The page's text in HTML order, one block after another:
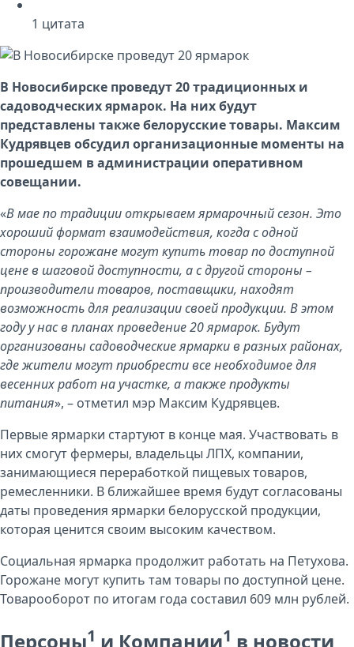
1 цитата
В Новосибирске проведут 20 традиционных и
садоводческих ярмарок. На них будут
представлены также белорусские товары. Максим
Кудрявцевобсудил организационные моменты на
прошедшем вадминистрации оперативном
совещании.
«В мае по традиции открываем ярмарочный сезон. Это
хороший формат взаимодействия, когда с одной
стороны горожане могут купить товар по доступной
цене в шаговой доступности, а с другой стороны –
производители товаров, поставщики, находят
возможность для реализации своей продукции. В этом
году у нас в планах проведение 20 ярмарок. Будут
организованы садоводческие ярмарки в разных районах,
где жители могут приобрести все необходимое для
весенних работ на участке, а также продукты
питания», – отметил мэр Максим Кудрявцев.
Первые ярмарки стартуют в конце мая. Участвовать в
них смогут фермеры, владельцы ЛПХ, компании,
занимающиеся переработкой пищевых товаров,
ремесленники. В ближайшее время будут согласованы
даты проведения ярмарки белорусской продукции,
которая ценится своим высоким качеством.
Социальная ярмарка продолжит работать на Петухова.
Горожане могут купить там товары по доступной цене.
Товарооборот по итогам года составил 609 млн рублей.
Персоны1 и Компании1 в новости